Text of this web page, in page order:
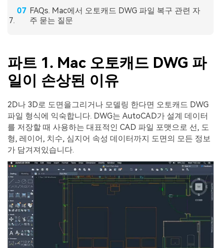
FAQs. Mac에서 오토캐드 DWG 파일 복구 관련 자
주 묻는 질문
파트 1. Mac 오토캐드 DWG 파
일이 손상된 이유
2D나 3D로 도면을그리거나 모델링 한다면 오토캐드 DWG
파일 형식에 익숙합니다. DWG는 AutoCAD가 설계 데이터
를 저장할 때 사용하는 대표적인 CAD 파일 포맷으로 선, 도
형, 레이어, 치수, 심지어 속성 데이터까지 도면의 모든 정보
가 담겨져있습니다.